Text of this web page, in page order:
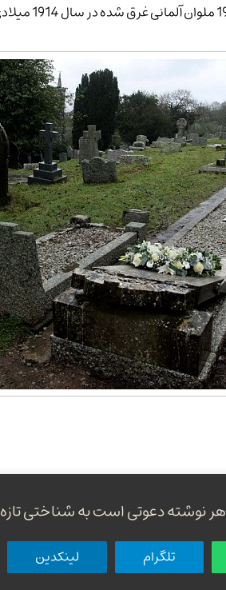
هر نوشته دعوتی است به شناختی تازه
تلگرام لینکدین